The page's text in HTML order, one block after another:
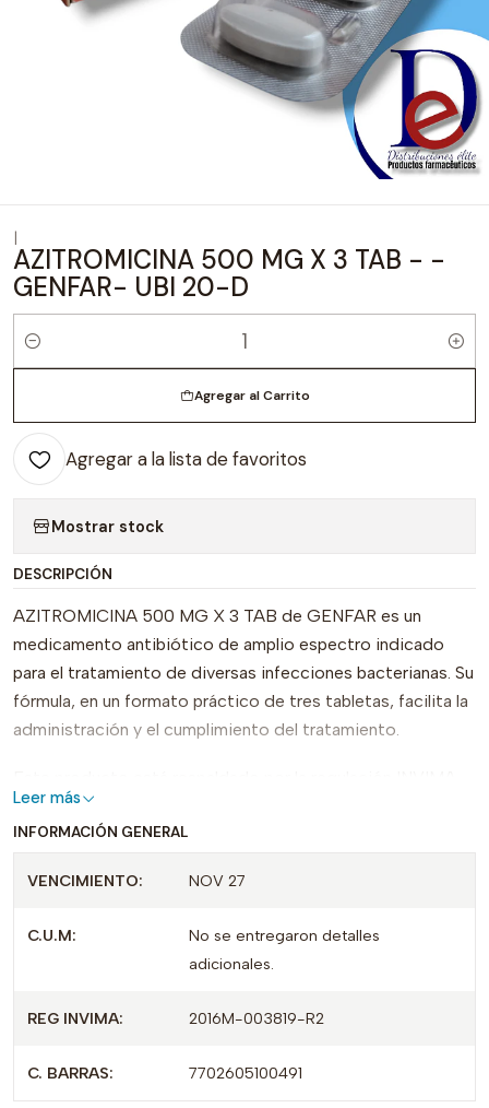
AZITROMICINA 500 MG X 3 TAB - -
GENFAR- UBI 20-D
Cantidad
Agregar al Carrito
Agregar a la lista de favoritos
Mostrar stock
DESCRIPCIÓN
AZITROMICINA 500 MG X 3 TAB de GENFAR es un
medicamento antibiótico de amplio espectro indicado
para el tratamiento de diversas infecciones bacterianas. Su
fórmula, en un formato práctico de tres tabletas, facilita la
administración y el cumplimiento del tratamiento.
lo que garantiza su calidad y seguridad para los pacientes.
AZITROMICINA es conocida por su efectividad en el
de la piel y otros trastornos infecciosos, lo que lo
tratamiento antibacteriano.
de contar con un tratamiento efectivo y accesible para
de la marca GENFAR lo diferencian en el mercado,
Leer más
INFORMACIÓN GENERAL
VENCIMIENTO: NOV 27
C.U.M:
No se entregaron detalles
adicionales.
REG INVIMA: 2016M-003819-R2
C. BARRAS: 7702605100491